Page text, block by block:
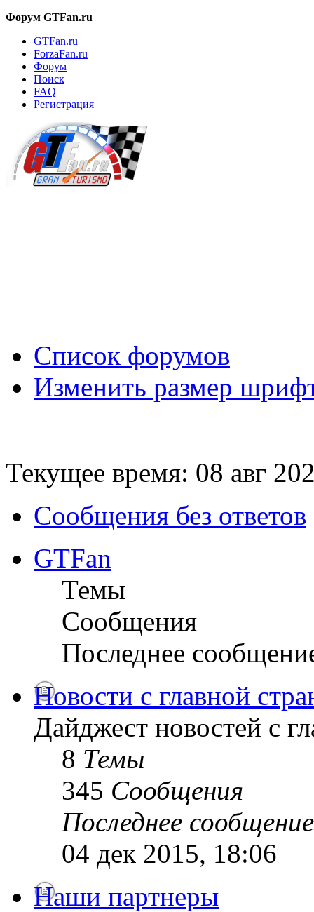
Форум GTFan.ru
GTFan.ru
ForzaFan.ru
Форум
Поиск
FAQ
Регистрация
Список форумов
Изменить размер
Текущее время: 08 авг
Сообщения без ответов
GTFan
Темы
Сообщения
Последнее
Новости с главной
Дайджест новостей с
8 Темы
345 Сообщения
Последнее сообщение
04 дек 2015, 18:06
Наши партнеры